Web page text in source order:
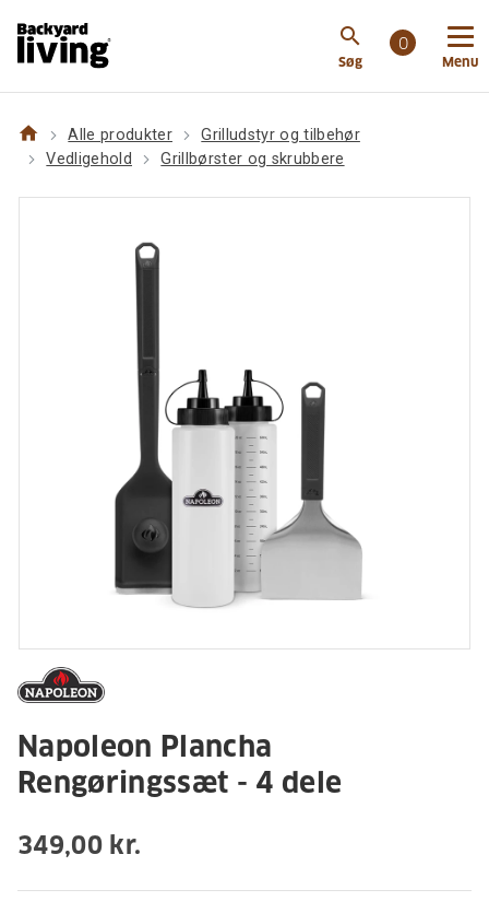
search
Søg
0
Menu
og-tilbehoer/vedligehold/grillboerster-og-
skrubbere/napoleon-plancha-rengoeringssaet-4-dele
home Alle produkter
Grilludstyr og tilbehør
Vedligehold
Grillbørster og skrubbere
Napoleon Plancha
Rengøringssæt - 4 dele
349,00 kr.